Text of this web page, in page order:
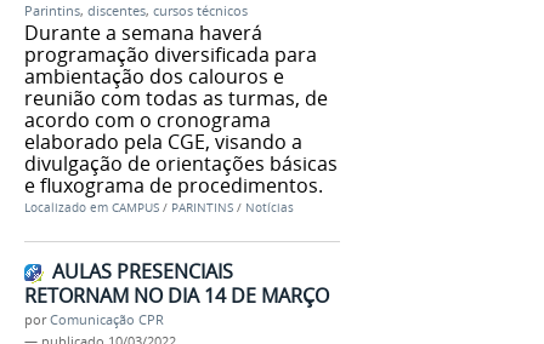
Parintins, discentes, cursos técnicos
Durante a semana haverá
programação diversificada para
ambientação dos calouros e
reunião com todas as turmas, de
acordo com o cronograma
elaborado pela CGE, visando a
divulgação de orientações básicas
e fluxograma de procedimentos.
Localizado em CAMPUS / PARINTINS / Notícias
AULAS PRESENCIAIS
RETORNAM NO DIA 14 DE MARÇO
porComunicação CPR